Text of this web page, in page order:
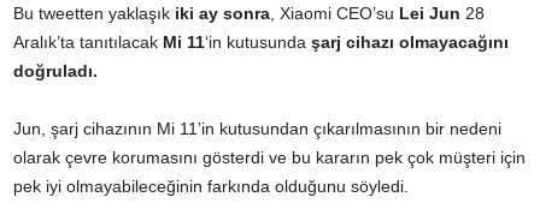
Bu tweetten yaklaşık iki ay sonra , Xiaomi CEO’su Lei Jun 28
Aralık’ta tanıtılacak Mi 11‘in kutusunda şarj cihazı olmayacağını
doğruladı.
Jun, şarj cihazının Mi 11’in kutusundan çıkarılmasının bir nedeni
olarak çevre korumasını gösterdi ve bu kararın pek çok müşteri için
pek iyi olmayabileceğinin farkında olduğunu söyledi.